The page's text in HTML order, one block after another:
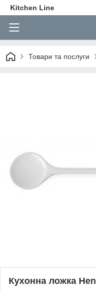
Kitchen Line
Товари та послуги
Кухонна ложка